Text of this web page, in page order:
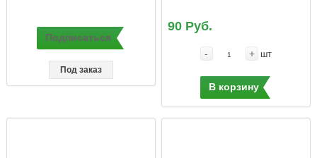
Подписаться
Под заказ
90 Руб.
- + шт
В корзину